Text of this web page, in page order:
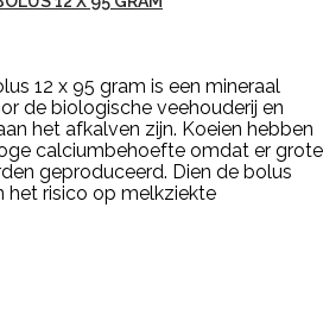
12 x 95 gram is een mineraal
de biologische veehouderij en
het afkalven zijn. Koeien hebben
calciumbehoefte omdat er grote
geproduceerd. Dien de bolus
het risico op melkziekte